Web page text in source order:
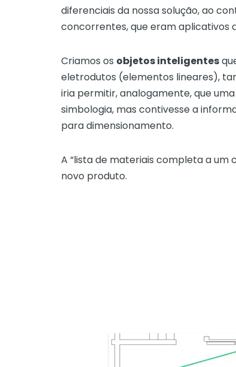
diferenciais da nossa solução, ao
concorrentes, que eram aplicativos
Criamos os objetos inteligentes
eletrodutos (elementos lineares),
iria permitir, analogamente, que
simbologia, mas contivesse a
para dimensionamento.
A “lista de materiais completa a um
novo produto.